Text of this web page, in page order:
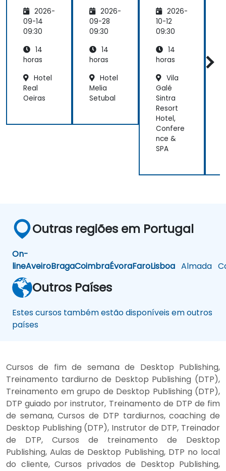
2026-
09-14
09:30
14
horas
Hotel
Real
Oeiras
2026-
09-28
09:30
14
horas
Hotel
Melia
Setubal
2026-
10-12
09:30
14
horas
Vila
Galé
Sintra
Resort
Hotel,
Confere
nce &
SPA
Outras regiões em Portugal
On-
lineAveiroBragaCoimbraÉvoraFaroLisboa Almada
Outros Países
Estes cursos também estão disponíveis em outros
países
Cursos de fim de semana de Desktop Publishing,
Treinamento tardiurno de Desktop Publishing (DTP),
Treinamento em grupo de Desktop Publishing (DTP),
DTP guiado por instrutor, Treinamento de DTP de fim
de semana, Cursos de DTP tardiurnos, coaching de
Desktop Publishing (DTP), Instrutor de DTP, Treinador
de DTP, Cursos de treinamento de Desktop
Publishing, Aulas de Desktop Publishing, DTP no local
do cliente, Cursos privados de Desktop Publishing,